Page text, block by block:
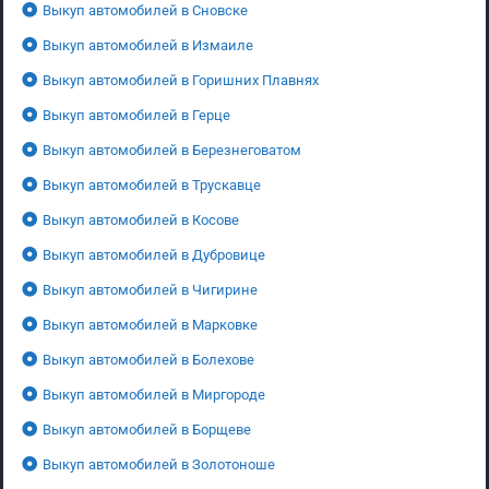
Выкуп автомобилей в Сновске
Выкуп автомобилей в Измаиле
Выкуп автомобилей в Горишних Плавнях
Выкуп автомобилей в Герце
Выкуп автомобилей в Березнеговатом
Выкуп автомобилей в Трускавце
Выкуп автомобилей в Косове
Выкуп автомобилей в Дубровице
Выкуп автомобилей в Чигирине
Выкуп автомобилей в Марковке
Выкуп автомобилей в Болехове
Выкуп автомобилей в Миргороде
Выкуп автомобилей в Борщеве
Выкуп автомобилей в Золотоноше